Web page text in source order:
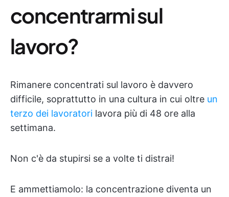
concentrarmi sul
lavoro?
Rimanere concentrati sul lavoro è davvero
difficile, soprattutto in una cultura in cui oltre un
terzo dei lavoratori lavora più di 48 ore alla
settimana.
Non c'è da stupirsi se a volte ti distrai!
E ammettiamolo: la concentrazione diventa un